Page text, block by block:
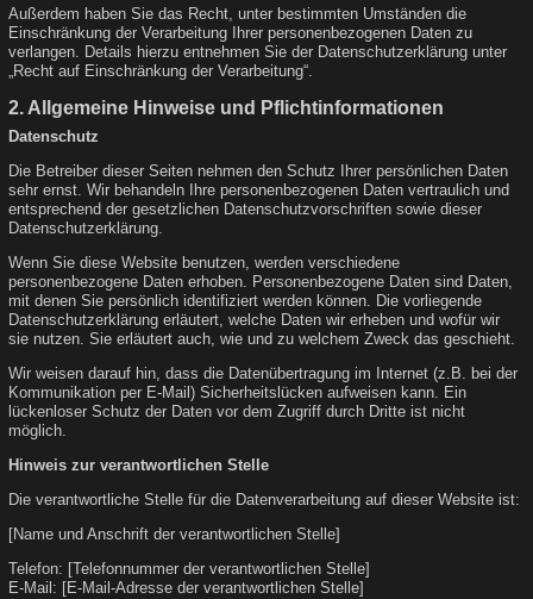
Außerdem haben Sie das Recht, unter bestimmten Umständen die
Einschränkung der Verarbeitung Ihrer personenbezogenen Daten zu
verlangen. Details hierzu entnehmen Sie der Datenschutzerklärung unter
„Recht auf Einschränkung der Verarbeitung“.
2. Allgemeine Hinweise und Pflichtinformationen
Datenschutz
Die Betreiber dieser Seiten nehmen den Schutz Ihrer persönlichen Daten
sehr ernst. Wir behandeln Ihre personenbezogenen Daten vertraulich und
entsprechend der gesetzlichen Datenschutzvorschriften sowie dieser
Datenschutzerklärung.
Wenn Sie diese Website benutzen, werden verschiedene
personenbezogene Daten erhoben. Personenbezogene Daten sind Daten,
mit denen Sie persönlich identifiziert werden können. Die vorliegende
Datenschutzerklärung erläutert, welche Daten wir erheben und wofür wir
sie nutzen. Sie erläutert auch, wie und zu welchem Zweck das geschieht.
Wir weisen darauf hin, dass die Datenübertragung im Internet (z.B. bei der
Kommunikation per E-Mail) Sicherheitslücken aufweisen kann. Ein
lückenloser Schutz der Daten vor dem Zugriff durch Dritte ist nicht
möglich.
Hinweis zur verantwortlichen Stelle
Die verantwortliche Stelle für die Datenverarbeitung auf dieser Website ist:
[Name und Anschrift der verantwortlichen Stelle]
Telefon: [Telefonnummer der verantwortlichen Stelle]
E-Mail: [E-Mail-Adresse der verantwortlichen Stelle]